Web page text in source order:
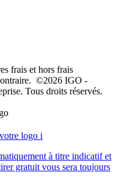
frais et hors frais
©2026 IGO -
Tous droits réservés.
logo i
à titre indicatif et
gratuit vous sera toujours